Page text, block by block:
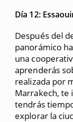
Día 12:
Después del
panorámico
una
aprenderás
realizada por
Marrakech, te
tendrás
explorar la